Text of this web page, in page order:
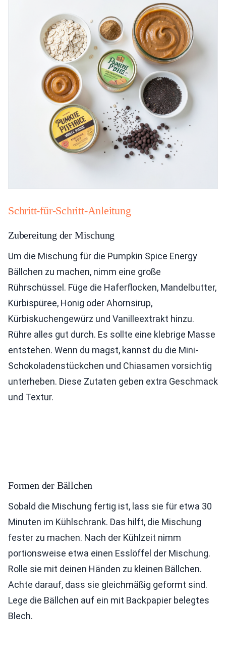
Schritt-für-Schritt-Anleitung
Zubereitung der Mischung
Um die Mischung für die Pumpkin Spice Energy
Bällchen zu machen, nimm eine große
Rührschüssel. Füge die Haferflocken, Mandelbutter,
Kürbispüree, Honig oder Ahornsirup,
Kürbiskuchengewürz und Vanilleextrakt hinzu.
Rühre alles gut durch. Es sollte eine klebrige Masse
entstehen. Wenn du magst, kannst du die Mini-
Schokoladenstückchen und Chiasamen vorsichtig
unterheben. Diese Zutaten geben extra Geschmack
und Textur.
Formen der Bällchen
Sobald die Mischung fertig ist, lass sie für etwa 30
Minuten im Kühlschrank. Das hilft, die Mischung
fester zu machen. Nach der Kühlzeit nimm
portionsweise etwa einen Esslöffel der Mischung.
Rolle sie mit deinen Händen zu kleinen Bällchen.
Achte darauf, dass sie gleichmäßig geformt sind.
Lege die Bällchen auf ein mit Backpapier belegtes
Blech.